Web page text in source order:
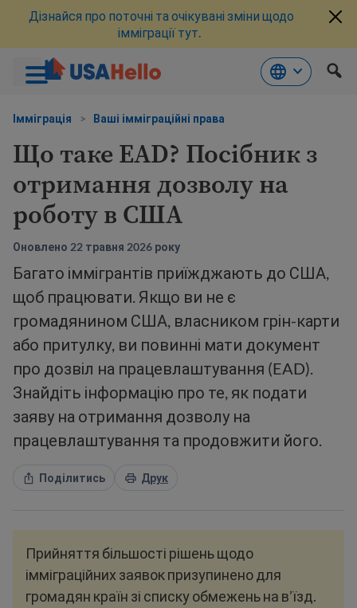
до
Дізнайся про поточні та очікувані зміни щодо
імміграції тут.
Імміграція > Ваші імміграційні права
Що таке EAD? Посібник з
отримання дозволу на
роботу в США
Оновлено 22 травня 2026 року
Багато іммігрантів приїжджають до США,
щоб працювати. Якщо ви не є
громадянином США, власником грін-карти
або притулку, ви повинні мати документ
про дозвіл на працевлаштування (EAD).
Знайдіть інформацію про те, як подати
заяву на отримання дозволу на
працевлаштування та продовжити його.
Поділитись Друк
Прийняття більшості рішень щодо
імміграційних заявок призупинено для
громадян країн зі списку обмежень на в’їзд.